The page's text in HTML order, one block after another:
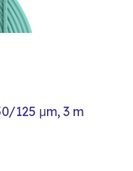
125 μm, 3 m